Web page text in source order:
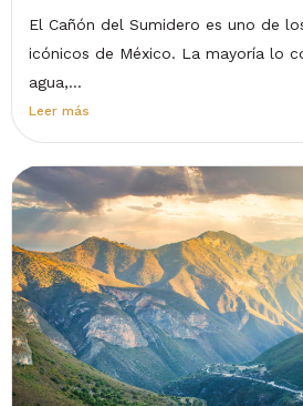
El Cañón del Sumidero es uno de
icónicos de México. La mayoría lo
agua,...
Leer más